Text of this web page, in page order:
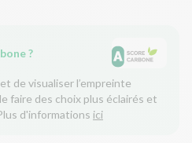
?
de visualiser l’empreinte
faire des choix plus éclairés et
d'informations ici